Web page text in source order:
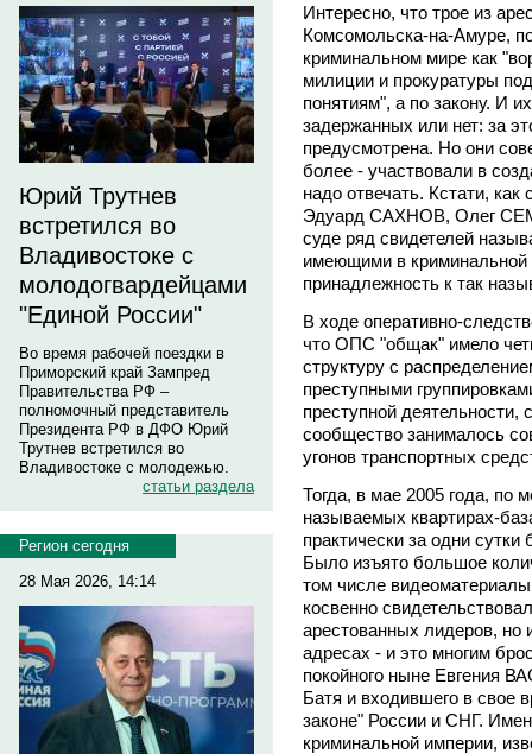
Юрий Трутнев
встретился во
Владивостоке с
молодогвардейцами
"Единой России"
Во время рабочей поездки в
Приморский край Зампред
Правительства РФ –
полномочный представитель
Президента РФ в ДФО Юрий
Трутнев встретился во
Владивостоке с молодежью.
статьи раздела
Регион сегодня
28 Мая 2026, 14:14
Интересно, что трое из
Комсомольска-на-Амуре,
криминальном мире как
милиции и прокуратуры
понятиям", а по закону. И
задержанных или нет: за
предусмотрена. Но они
более - участвовали в
надо отвечать. Кстати,
Эдуард САХНОВ, Олег
суде ряд свидетелей
имеющими в
принадлежность к так
В ходе оперативно-
что ОПС "общак" имело
структуру с
преступными
преступной деятельности,
сообщество занималось
угонов транспортных
Тогда, в мае 2005 года, по
называемых квартирах-
практически за одни
Было изъято большое
том числе
косвенно
арестованных лидеров, но
адресах - и это многим
покойного ныне Евгения
Батя и входившего в свое
законе" России и СНГ.
криминальной империи,